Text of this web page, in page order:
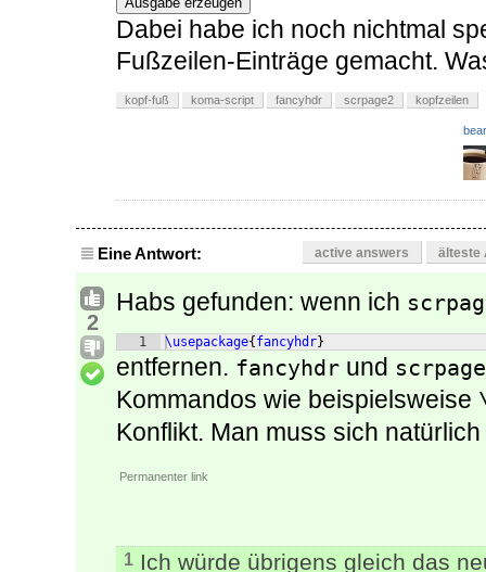
Dabei habe ich noch nichtmal
Fußzeilen-Einträge gemacht.
kopf-fuß koma-script fancyhdr scrpage2 kopfzeilen
Eine Antwort: active answers älteste
2
Habs gefunden: wenn ich
1 \usepackage{ fancyhdr}
entfernen. fancyhdr und
Kommandos wie beispielsweise
Konflikt. Man muss sich
Permanenter link
1 Ich würde übrigens gleich das